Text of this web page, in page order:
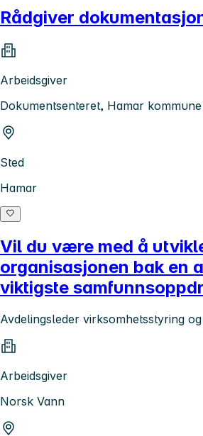
Rådgiver
Arbeidsgiver
Dokumentsenteret, Hamar kommune
Sted
Hamar
Vil du være med å
organisasjonen bak en
viktigste
Avdelingsleder virksomhetsstyring
Arbeidsgiver
Norsk Vann